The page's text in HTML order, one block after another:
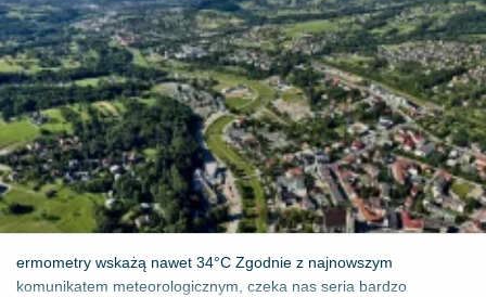
ermometry wskażą nawet 34°C Zgodnie z najnowszym
komunikatem meteorologicznym, czeka nas seria bardzo